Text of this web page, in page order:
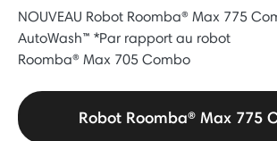
NOUVEAU Robot Roomba® Max 775
AutoWash™ *Par rapport au robot
Roomba® Max 705 Combo
Robot Roomba® Max 775